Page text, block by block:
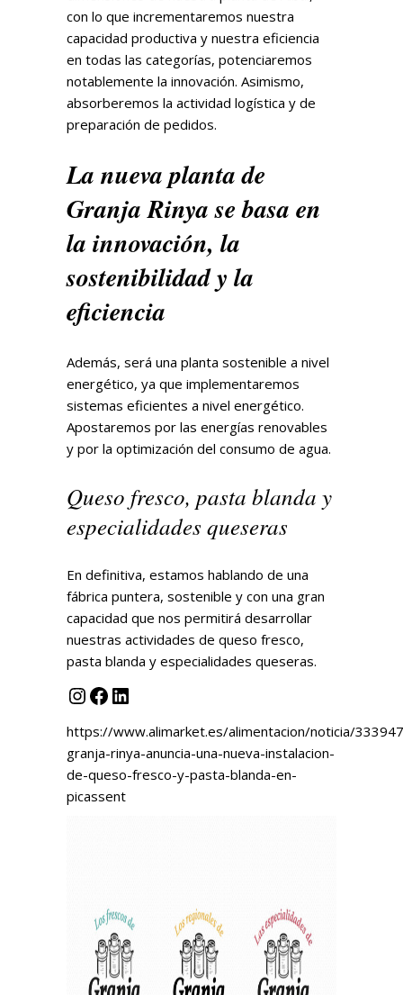
con lo que incrementaremos nuestra
capacidad productiva y nuestra eficiencia
en todas las categorías, potenciaremos
notablemente la innovación. Asimismo,
absorberemos la actividad logística y de
preparación de pedidos.
La nueva planta de
Granja Rinya se basa en
la innovación, la
sostenibilidad y la
eficiencia
Además, será una planta sostenible a nivel
energético, ya que implementaremos
sistemas eficientes a nivel energético.
Apostaremos por las energías renovables
y por la optimización del consumo de agua.
Queso fresco, pasta blanda y
especialidades queseras
En definitiva, estamos hablando de una
fábrica puntera, sostenible y con una gran
capacidad que nos permitirá desarrollar
nuestras actividades de queso fresco,
pasta blanda y especialidades queseras.
Instagram
Facebook
LinkedIn
https://www.alimarket.es/alimentacion/noticia/
granja-rinya-anuncia-una-nueva-instalacion-
de-queso-fresco-y-pasta-blanda-en-
picassent